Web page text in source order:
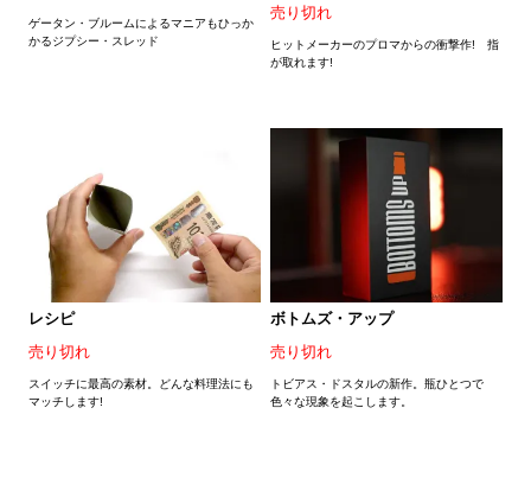
ゲータン・ブルームによるマニアもひっか
かるジプシー・スレッド
売り切れ
ヒットメーカーのプロマからの衝撃作! 指
が取れます!
レシピ
売り切れ
スイッチに最高の素材。どんな料理法にも
マッチします!
ボトムズ・アップ
売り切れ
トビアス・ドスタルの新作。瓶ひとつで
色々な現象を起こします。